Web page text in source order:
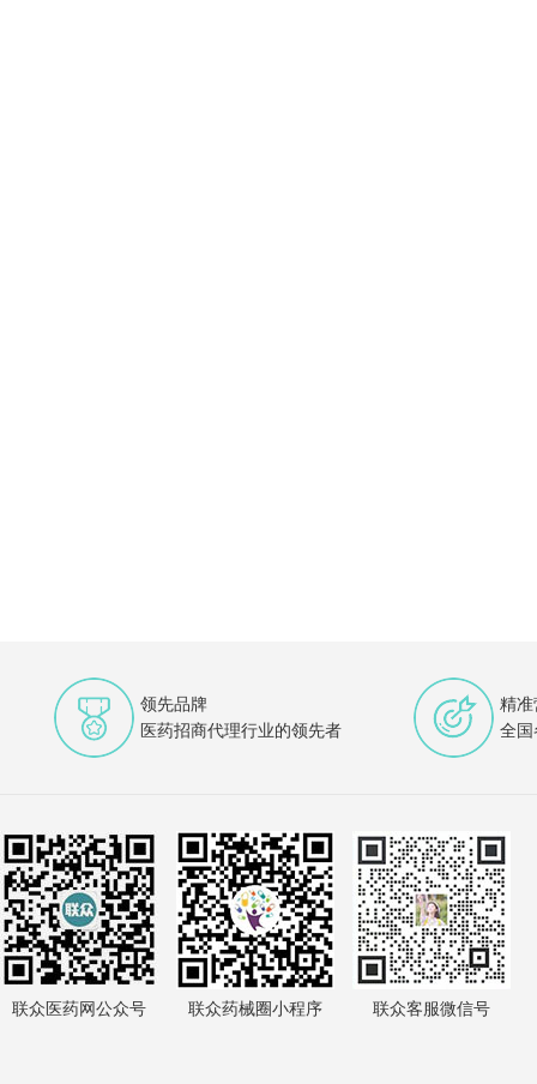
领先品牌
医药招商代理行业的领先者
精
全
联众医药网公众号 联众药械圈小程序 联众客服微信号